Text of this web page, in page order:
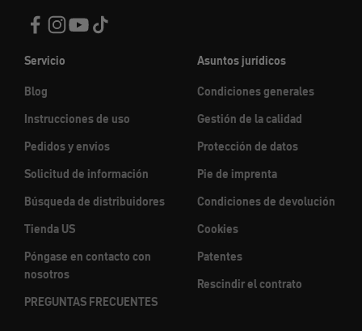
Servicio
Blog
Instrucciones de uso
Pedidos y envíos
Solicitud de información
Búsqueda de distribuidores
Tienda US
Póngase en contacto con
nosotros
PREGUNTAS FRECUENTES
Asuntos jurídicos
Condiciones generales
Gestión de la calidad
Protección de datos
Pie de imprenta
Condiciones de devolución
Cookies
Patentes
Rescindir el contrato